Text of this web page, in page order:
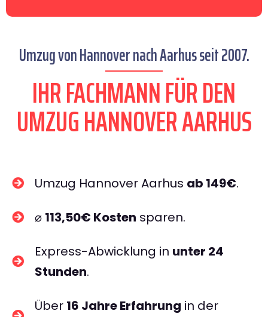
Umzug von Hannover nach Aarhus seit 2007.
IHR FACHMANN FÜR DEN
UMZUG HANNOVER AARHUS
Umzug Hannover Aarhus ab 149€.
⌀ 113,50€ Kosten sparen.
Express-Abwicklung in unter 24
Stunden.
Über 16 Jahre Erfahrung in der